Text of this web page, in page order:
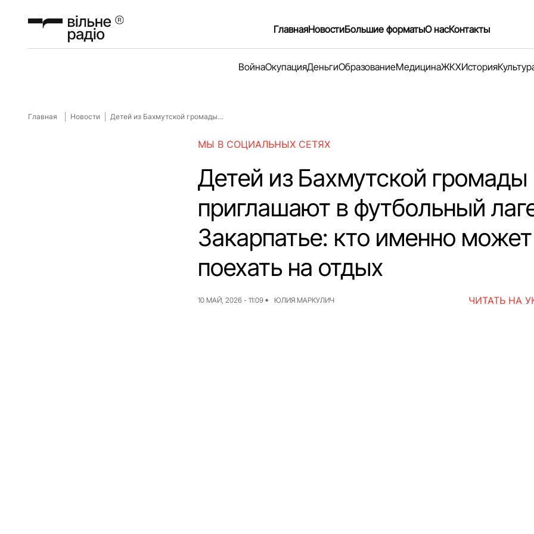
ГлавнаяНовостиБольшие форматыО насКонтакты
ВойнаОкупацияДеньгиОбразованиеМедицинаЖКХИстория
Главная Новости Детей из Бахмутской громады...
МЫ В СОЦИАЛЬНЫХ СЕТЯХ
Детей из Бахмутской громады
приглашают в футбольный
Закарпатье: кто именно может
поехать на отдых
10 МАЙ, 2026 - 11:09 ЮЛИЯ МАРКУЛИЧ ЧИТАТЬ НА